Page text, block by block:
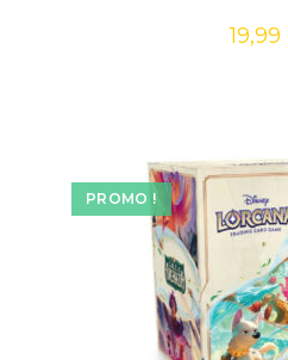
19,99
PROMO !